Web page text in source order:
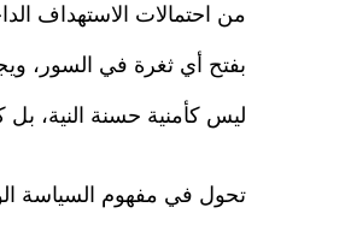
من احتمالات الاستهداف
بفتح أي ثغرة في السور،
ليس كأمنية حسنة النية،
تحول في مفهوم السياسة